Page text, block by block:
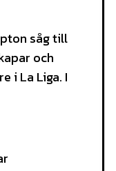
såg till
och
i La Liga. I